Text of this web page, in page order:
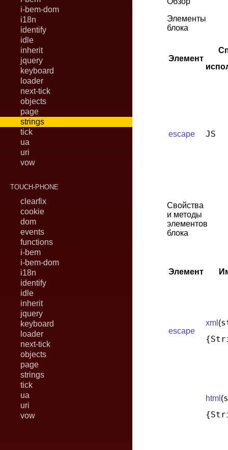
i-bem-dom
i18n
identify
idle
inherit
jquery
keyboard
loader
next-tick
objects
page
strings
tick
ua
uri
vow
TOUCH-PHONE
clearfix
cookie
dom
events
functions
i-bem
i-bem-dom
i18n
identify
idle
inherit
jquery
keyboard
loader
next-tick
objects
page
strings
tick
ua
uri
vow
Элементы
блока
Элемент
escape JS
Свойства
и методы
элементов
блока
Элемент
escape
xml (
html (